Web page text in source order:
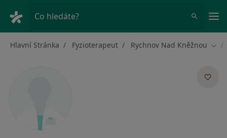
Co hledáte?
Hlavní Stránka Fyzioterapeut Rychnov Nad Kněžnou